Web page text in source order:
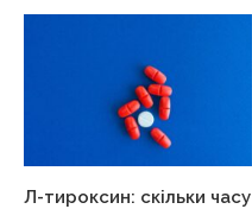
Л-тироксин: скільки часу